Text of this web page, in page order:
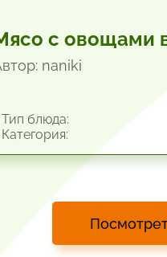
с овощами
naniki
блюда: